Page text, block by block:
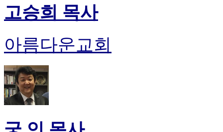
고승희 목사
아름다운교회